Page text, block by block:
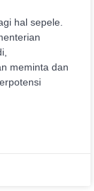
hal sepele.
meminta dan